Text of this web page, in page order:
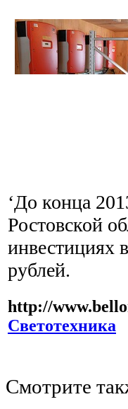
‘До конца
Ростовской
инвестициях
рублей.
http://
Светотехника
Смотрите